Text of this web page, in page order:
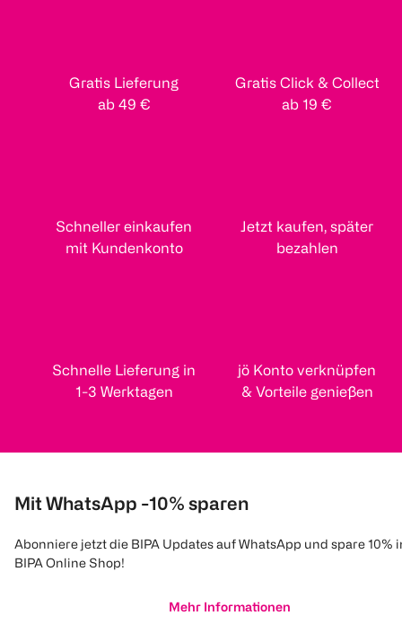
Gratis Lieferung
ab 49 €
Gratis Click & Collect
ab 19 €
Schneller einkaufen
mit Kundenkonto
Jetzt kaufen, später
bezahlen
Schnelle Lieferung in
1-3 Werktagen
jö Konto verknüpfen
& Vorteile genießen
Mit WhatsApp -10% sparen
Abonniere jetzt die BIPA Updates auf WhatsApp und spare 10%
BIPA Online Shop!
Mehr Informationen